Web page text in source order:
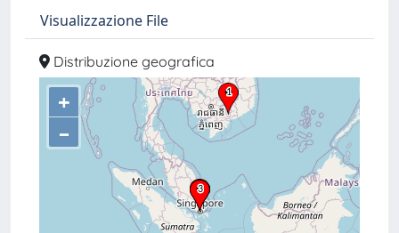
Visualizzazione File
Distribuzione geografica
+
–